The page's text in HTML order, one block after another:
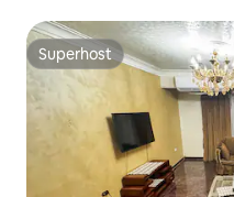
Superhost
Superhost